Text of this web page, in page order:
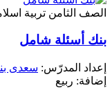
الصف الثامن تربية
بنك أسئلة شامل
إعداد المدرّس: سعدى
إضافة: ربيع